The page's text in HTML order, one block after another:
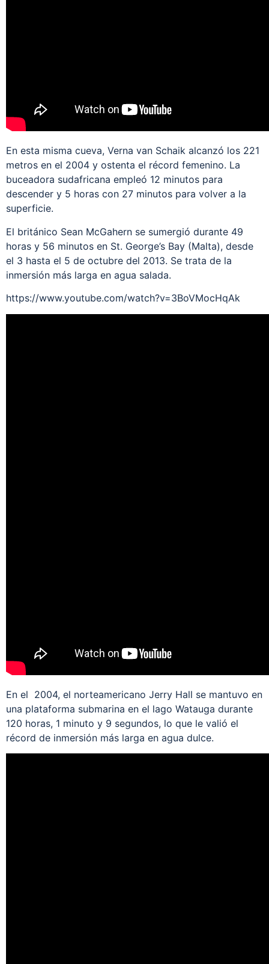
En esta misma cueva, Verna van Schaik alcanzó los 221
metros en el 2004 y ostenta el récord femenino. La
buceadora sudafricana empleó 12 minutos para
descender y 5 horas con 27 minutos para volver a la
superficie.
El británico Sean McGahern se sumergió durante 49
horas y 56 minutos en St. George’s Bay (Malta), desde
el 3 hasta el 5 de octubre del 2013. Se trata de la
inmersión más larga en agua salada.
https://www.youtube.com/watch?v=3BoVMocHqAk
En el 2004, el norteamericano Jerry Hall se mantuvo en
una plataforma submarina en el lago Watauga durante
120 horas, 1 minuto y 9 segundos, lo que le valió el
récord de inmersión más larga en agua dulce.